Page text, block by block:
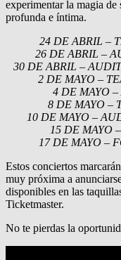
experimentar la magia de
profunda e íntima.
24 DE ABRIL –
26 DE ABRIL –
30 DE ABRIL –
2 DE MAYO –
4 DE MAYO
8 DE MAYO –
10 DE MAYO –
15 DE MAYO
17 DE MAYO –
Estos conciertos
muy próxima a
disponibles en las
Ticketmaster.
No te pierdas la